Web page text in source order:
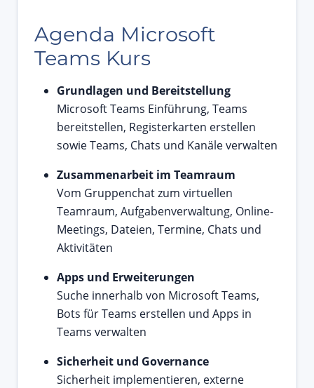
Agenda Microsoft
Teams Kurs
Grundlagen und Bereitstellung
Microsoft Teams Einführung, Teams
bereitstellen, Registerkarten erstellen
sowie Teams, Chats und Kanäle verwalten
Zusammenarbeit im Teamraum
Vom Gruppenchat zum virtuellen
Teamraum, Aufgabenverwaltung, Online-
Meetings, Dateien, Termine, Chats und
Aktivitäten
Apps und Erweiterungen
Suche innerhalb von Microsoft Teams,
Bots für Teams erstellen und Apps in
Teams verwalten
Sicherheit und Governance
Sicherheit implementieren, externe